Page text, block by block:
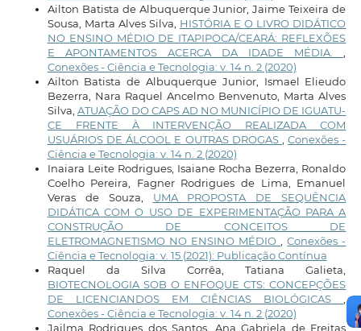
Ailton Batista de Albuquerque Junior, Jaime Teixeira de
Sousa, Marta Alves Silva, HISTÓRIA E O LIVRO DIDÁTICO
NO ENSINO MÉDIO DE ITAPIPOCA/CEARÁ: REFLEXÕES
E APONTAMENTOS ACERCA DA IDADE MÉDIA.
Conexões - Ciência e Tecnologia: v. 14 n. 2 (2020)
Ailton Batista de Albuquerque Junior, Ismael Elieudo
Bezerra, Nara Raquel Ancelmo Benvenuto, Marta Alves
Silva, ATUAÇÃO DO CAPS AD NO MUNICÍPIO DE IGUATU-
CE FRENTE À INTERVENÇÃO REALIZADA COM
USUÁRIOS DE ÁLCOOL E OUTRAS DROGAS
,Conexões -
Ciência e Tecnologia: v. 14 n. 2 (2020)
Inaiara Leite Rodrigues, Isaiane Rocha Bezerra, Ronaldo
Coelho Pereira, Fagner Rodrigues de Lima, Emanuel
Veras de Souza, UMA PROPOSTA DE SEQUÊNCIA
DIDÁTICA COM O USO DE EXPERIMENTAÇÃO PARA A
CONSTRUÇÃO DE CONCEITOS DE
ELETROMAGNETISMO NO ENSINO MÉDIO
,Conexões -
Ciência e Tecnologia: v. 15 (2021): Publicação Contínua
Raquel da Silva Corrêa, Tatiana Galieta,
BIOTECNOLOGIA SOB O ENFOQUE CTS: CONCEPÇÕES
DE LICENCIANDOS EM CIÊNCIAS BIOLÓGICAS
Conexões - Ciência e Tecnologia: v. 14 n. 2 (2020)
Jailma Rodrigues dos Santos, Ana Gabriela de Freitas